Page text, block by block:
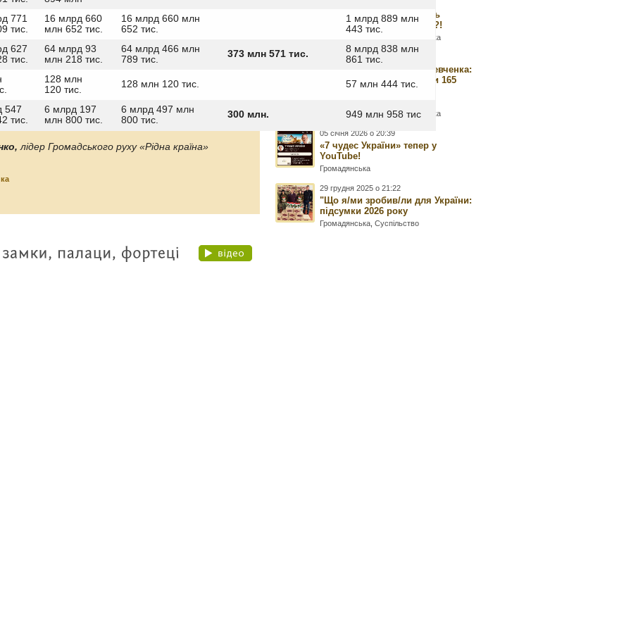
771
тис.
16 млрд 660
млн 652 тис.
16 млрд 660 млн
652 тис.
1 млрд 889 млн
443 тис.
627
тис.
64 млрд 93
млн 218 тис.
64 млрд 466 млн
789 тис.
373 млн 571 тис.
8 млрд 838 млн
861 тис.
128 млн
120 тис.
128 млн 120 тис. 57 млн 444 тис.
547
тис.
6 млрд 197
млн 800 тис.
6 млрд 497 млн
800 тис.
300 млн. 949 млн 958 тис
лідер Громадського руху «Рідна країна»
«антисемітизмом» замість
українофобії та рашизму?!
Громадянська
14 лютого 2026 о 17:47
Останній шлях Тараса Шевченка:
плануємо заходи з нагоди 165
роковин з дня памʼяті та
Громадська думка ,Громадянська
05 січня 2026 о 20:39
«7 чудес України» тепер у
YouTube!
Громадянська
29 грудня 2025 о 21:22
"Що я/ми зробив/ли для України:
підсумки 2026 року
Громадянська ,Суспільство